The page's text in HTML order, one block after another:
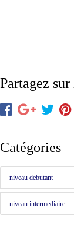
Partagez
Catégories
niveau debutant
niveau intermediaire